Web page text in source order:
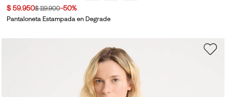
$ 59.950$ 119.900-50%
Pantaloneta Estampada en Degrade